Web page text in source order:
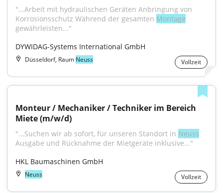
"...Arbeit mit hydraulischen Geräten Anbringung von
Korrosionsschutz Während der gesamten Montage
gewährleisten..."
DYWIDAG-Systems International GmbH
Düsseldorf, Raum Neuss Vollzeit
Monteur / Mechaniker / Techniker im Bereich
Miete (m/w/d)
"...Suchen wir ab sofort, für unseren Standort in Neuss
Ausgabe und Rücknahme der Mietgeräte inklusive..."
HKL Baumaschinen GmbH
Neuss Vollzeit